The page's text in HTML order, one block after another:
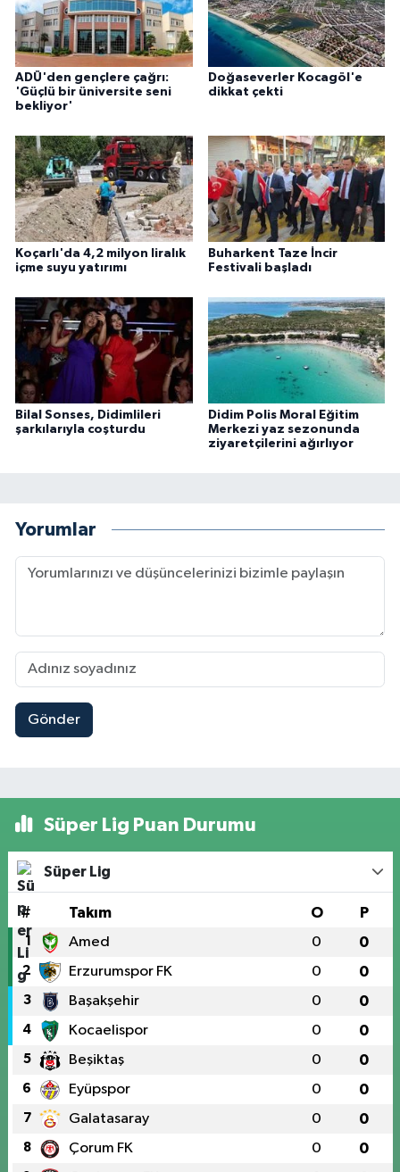
ADÜ'den gençlere çağrı:
'Güçlü bir üniversite seni
bekliyor'
Doğaseverler Kocagöl'e
dikkat çekti
Koçarlı'da 4,2 milyon liralık
içme suyu yatırımı
Buharkent Taze İncir
Festivali başladı
Bilal Sonses, Didimlileri
şarkılarıyla coşturdu
Didim Polis Moral Eğitim
Merkezi yaz sezonunda
ziyaretçilerini ağırlıyor
Yorumlar
Gönder
Süper Lig Puan Durumu
Süper Lig
# Takım O P
1 Amed 0 0
2 Erzurumspor FK 0 0
3 Başakşehir 0 0
4 Kocaelispor 0 0
5 Beşiktaş 0 0
6 Eyüpspor 0 0
7 Galatasaray 0 0
8 Çorum FK 0 0